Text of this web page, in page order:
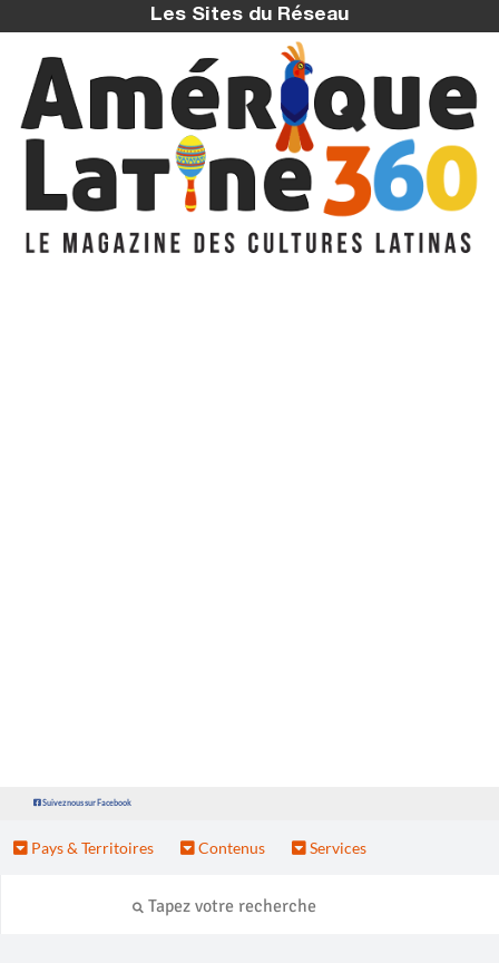
Les Sites du Réseau
Suivez nous sur Facebook
Pays & Territoires Contenus Services